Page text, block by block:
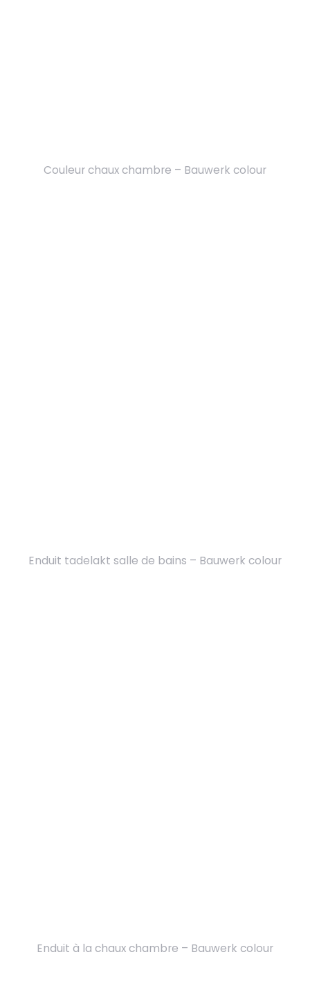
Couleur chaux chambre – Bauwerk colour
Enduit tadelakt salle de bains – Bauwerk colour
Enduit à la chaux chambre – Bauwerk colour